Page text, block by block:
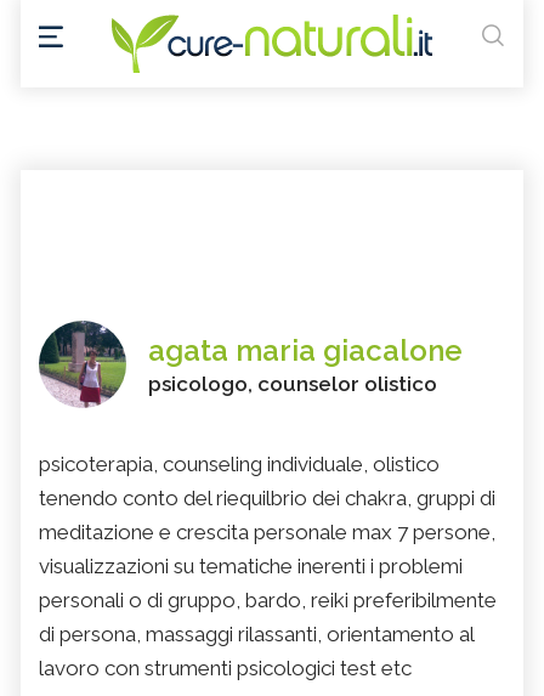
agata maria giacalone
psicologo, counselor olistico
psicoterapia, counseling individuale, olistico
tenendo conto del riequilbrio dei chakra, gruppi di
meditazione e crescita personale max 7 persone,
visualizzazioni su tematiche inerenti i problemi
personali o di gruppo, bardo, reiki preferibilmente
di persona, massaggi rilassanti, orientamento al
lavoro con strumenti psicologici test etc